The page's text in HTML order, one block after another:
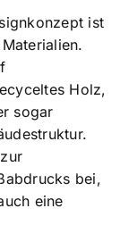
ist
Holz,
sogar
bei,
eine